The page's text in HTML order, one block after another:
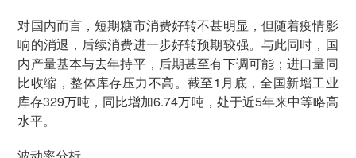
对国内而言，短期糖市消费好转不甚明显，但随着疫情影
响的消退，后续消费进一步好转预期较强。与此同时，国
内产量基本与去年持平，后期甚至有下调可能；进口量同
比收缩，整体库存压力不高。截至1月底，全国新增工业
库存329万吨，同比增加6.74万吨，处于近5年来中等略高
水平。